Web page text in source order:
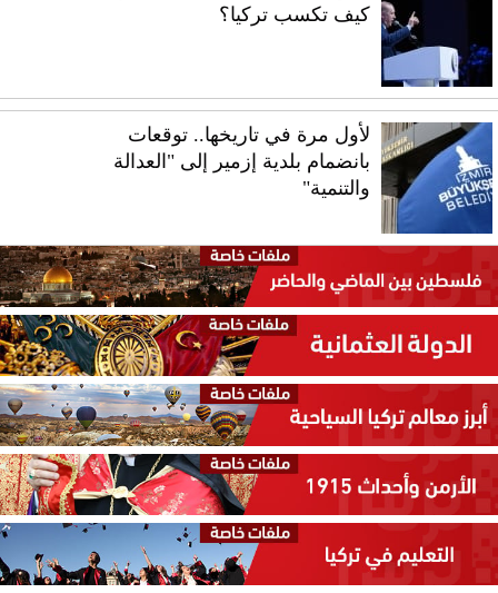
كيف تكسب تركيا؟
لأول مرة في تاريخها.. توقعات
بانضمام بلدية إزمير إلى "العدالة
والتنمية"